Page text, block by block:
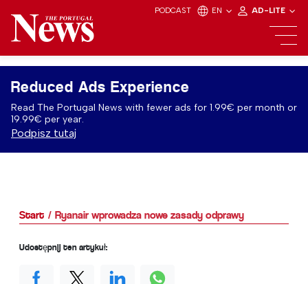
PODCAST EN AD-LITE
Reduced Ads Experience
Read The Portugal News with fewer ads for 1.99€ per month or
19.99€ per year.
Podpisz tutaj
Start Ryanair wprowadza nowe zasady odprawy
Udostępnij ten artykuł: